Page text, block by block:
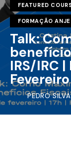
FEATURED
FORMAÇÃO ANJE
Talk:
IRS/IRC
Fevereiro
PEDRO SILVA